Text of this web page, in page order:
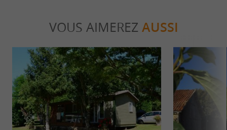
VOUS AIMEREZ AUSSI